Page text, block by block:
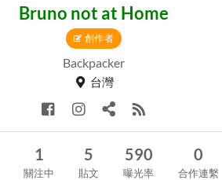
Bruno not at Home
創作者
Backpacker
台灣
1
關注中
5
貼文
590
曝光率
0
合作連繫